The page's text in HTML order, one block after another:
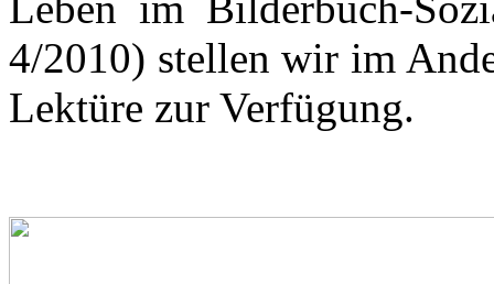
4/2010) stellen wir im
Lektüre zur Verfügung.